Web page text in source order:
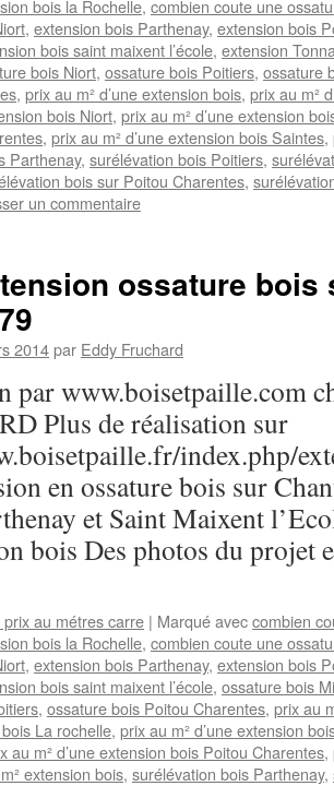
bois la Rochelle, combien coute une
, extension bois Parthenay, extension bois
bois saint maixent l’école, extension
bois Niort, ossature bois Poitiers, ossature
, prix au m² d’une extension bois, prix au m²
bois Niort, prix au m² d’une extension
, prix au m² d’une extension bois Saintes,
Parthenay, surélévation bois Poitiers,
bois sur Poitou Charentes,
un commentaire
ossature bois
2014par Eddy Fruchard
par www.boisetpaille.com
Plus de réalisation sur
index.php/
en ossature bois sur
et Saint Maixent
bois Des photos du
prix au métres carre | Marqué aveccombien
bois la Rochelle, combien coute une
, extension bois Parthenay, extension bois
bois saint maixent l’école, ossature bois
, ossature bois Poitou Charentes, prix au
La rochelle, prix au m² d’une extension
au m² d’une extension bois Poitou Charentes,
extension bois, surélévation bois Parthenay,